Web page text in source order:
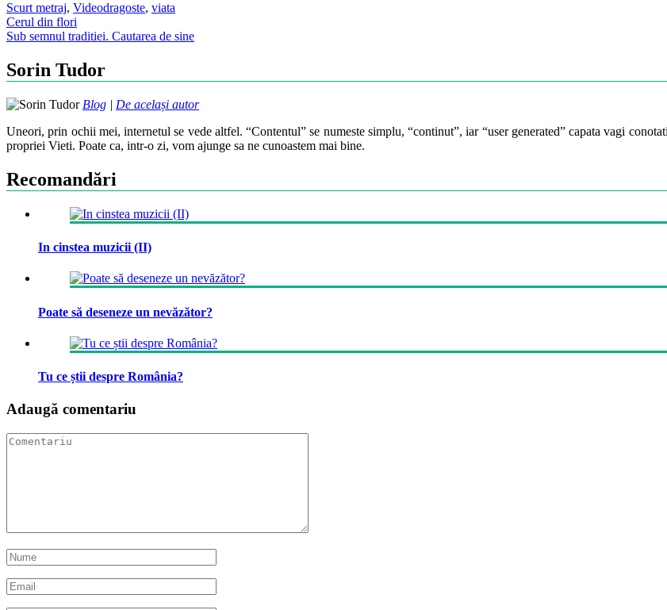
Scurt metraj, Videodragoste, viata
Post
navigation
Cerul din flori
Sub semnul traditiei. Cautarea de sine
Sorin Tudor
Blog | De același autor
Uneori, prin ochii mei, internetul se vede altfel. “Contentul” se numeste simplu, “continut”, iar “user generated” capata vagi
propriei Vieti. Poate ca, intr-o zi, vom ajunge sa ne cunoastem mai bine.
Recomandări
In cinstea muzicii (II)
Poate să deseneze un nevăzător?
Tu ce știi despre România?
Adaugă comentariu